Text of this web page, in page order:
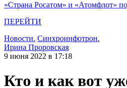
«Страна Росатом» и «Атомфлот»
ПЕРЕЙТИ
Новости. Синхроинфотрон.
Ирина Проровская
9 июня 2022 в 17:18
Кто и как вот